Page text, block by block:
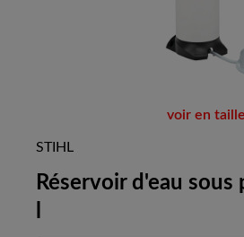
voir en
STIHL
Réservoir d'eau sous